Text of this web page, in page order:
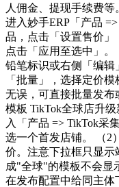
人佣金、提现手续费等
进入妙手ERP「产品
品，点击「设置售价」
点击「应用至选中」
铅笔标识或右侧「编
「批量」，选择定价
无误，可直接批量发布
模板 TikTok全球店升
入「产品 => TikTok采
选一个首发店铺。 （2
价。注意下拉框只显
成"全球"的模板不会显
在发布配置中给同主